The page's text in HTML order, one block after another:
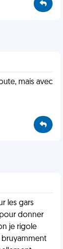
mais avec
les gars
donner
je rigole
bruyamment